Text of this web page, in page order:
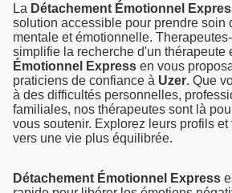
La Détachement Émotionnel
solution accessible pour prendre soin
mentale et émotionnelle.
simplifie la recherche d'un thérapeute
Émotionnel Express en vous
praticiens de confiance à Uzer. Que
à des difficultés personnelles,
familiales, nos thérapeutes sont là
vous soutenir. Explorez leurs profils
vers une vie plus équilibrée.
Détachement Émotionnel Express